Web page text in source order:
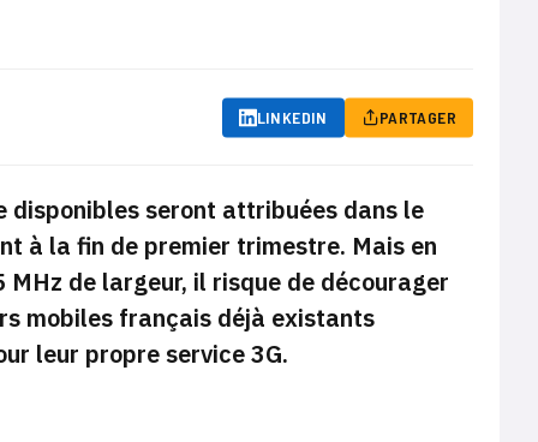
LINKEDIN PARTAGER
disponibles seront attribuées dans le
à la fin de premier trimestre. Mais en
de largeur, il risque de décourager
mobiles français déjà existants
leur propre service 3G.